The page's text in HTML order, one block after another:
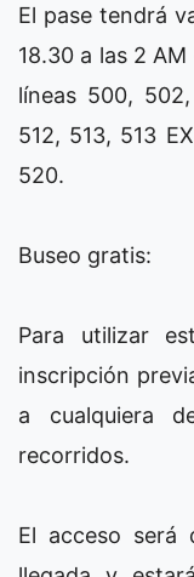
El pase tendrá
18.30 a las 2
líneas 500,
512, 513, 513
520.
Buseo gratis:
Para utilizar
inscripción
a cualquiera
recorridos.
El acceso será